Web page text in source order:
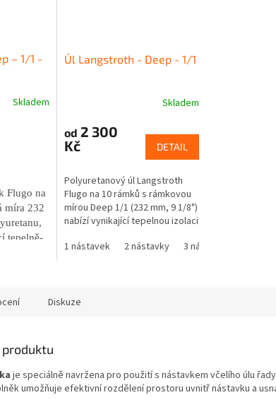
– 1/1 -
Skladem
Flugo na
míra 232
tepelně-
Úl Langstroth - Deep - 1/1
produktu
je
5
hvězdiček.
Skladem
od 2 300
Kč
DETAIL
Polyuretanový úl Langstroth
Flugo na 10 rámků s rámkovou
mírou Deep 1/1 (232 mm, 9 1/8")
nabízí vynikající tepelnou izolaci
silné stěně, odpovídající 15 cm
1 nástavek 2 nástavky 3 nástavky
Diskuze
je speciálně navržena pro použití s nástavkem včelího úlu řady
umožňuje efektivní rozdělení prostoru uvnitř nástavku a